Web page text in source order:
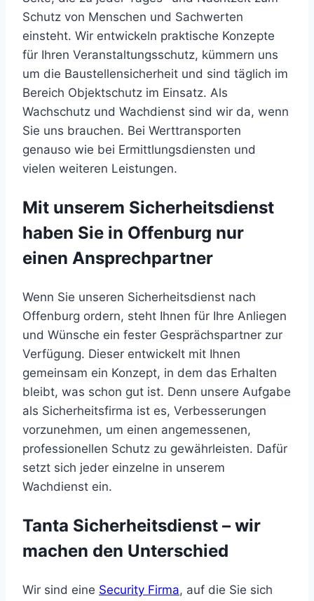
Schutz von Menschen und Sachwerten
einsteht. Wir entwickeln praktische Konzepte
für Ihren Veranstaltungsschutz, kümmern uns
um die Baustellensicherheit und sind täglich im
Bereich Objektschutz im Einsatz. Als
Wachschutz und Wachdienst sind wir da, wenn
Sie uns brauchen. Bei Werttransporten
genauso wie bei Ermittlungsdiensten und
vielen weiteren Leistungen.
Mit unserem Sicherheitsdienst
haben Sie in Offenburg nur
einen Ansprechpartner
Wenn Sie unseren Sicherheitsdienst nach
Offenburg ordern, steht Ihnen für Ihre Anliegen
und Wünsche ein fester Gesprächspartner zur
Verfügung. Dieser entwickelt mit Ihnen
gemeinsam ein Konzept, in dem das Erhalten
bleibt, was schon gut ist. Denn unsere Aufgabe
als Sicherheitsfirma ist es, Verbesserungen
vorzunehmen, um einen angemessenen,
professionellen Schutz zu gewährleisten. Dafür
setzt sich jeder einzelne in unserem
Wachdienst ein.
Tanta Sicherheitsdienst – wir
machen den Unterschied
Wir sind eine Security Firma, auf die Sie sich